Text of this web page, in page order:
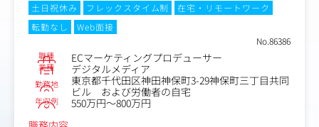
商品開発の担当者や営業、クリエイティブディレクターと
コミュニケーションを取りながら制作を進めていきます。
また、外部の印刷会社や施工業者とのやり取りも一部発生
いたします。
土日祝休み フレックスタイム制
在宅・リモートワーク
転勤なし
Web面接
No.86386
職種 ECマーケティングプロデューサー
業種 デジタルメディア
勤務地
東京都千代田区神田神保町3-29神保町三丁目共同
ビル および労働者の自宅
年収例
550万円～800万円